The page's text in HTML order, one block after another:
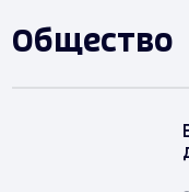
Общество